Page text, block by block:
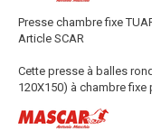
Presse chambre fixe
Article SCAR
Cette presse à balles
120X150) à chambre fixe